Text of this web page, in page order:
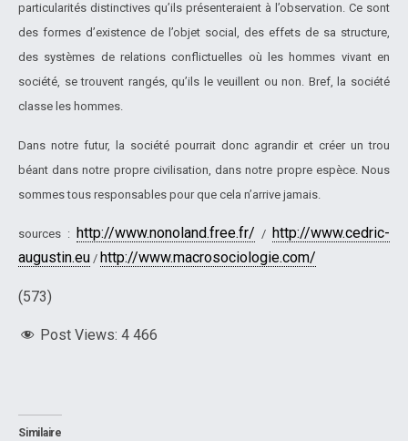
particularités distinctives qu’ils présenteraient à l’observation. Ce sont
des formes d’existence de l’objet social, des effets de sa structure,
des systèmes de relations conflictuelles où les hommes vivant en
société, se trouvent rangés, qu’ils le veuillent ou non. Bref, la société
classe les hommes.
Dans notre futur, la société pourrait donc agrandir et créer un trou
béant dans notre propre civilisation, dans notre propre espèce. Nous
sommes tous responsables pour que cela n’arrive jamais.
sources : http://www.nonoland.free.fr/ / http://www.cedric-
augustin.eu / http://www.macrosociologie.com/
(573)
Post Views: 4 466
Similaire